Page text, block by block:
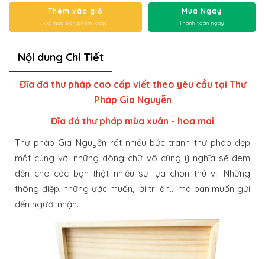
Thêm vào giỏ
và mua sản phẩm khác
Mua Ngay
Thanh toán ngay
Nội dung Chi Tiết
Đĩa đá thư pháp cao cấp viết theo yêu cầu tại Thư
Pháp Gia Nguyễn
Đĩa đá thư pháp mùa xuân - hoa mai
Thư pháp Gia Nguyễn rất nhiều bức tranh thư pháp đẹp
mắt cùng với những dòng chữ vô cùng ý nghĩa sẽ đem
đến cho các bạn thật nhiều sự lựa chọn thú vị. Những
thông điệp, những ước muốn, lời tri ân… mà bạn muốn gửi
đến người nhận.